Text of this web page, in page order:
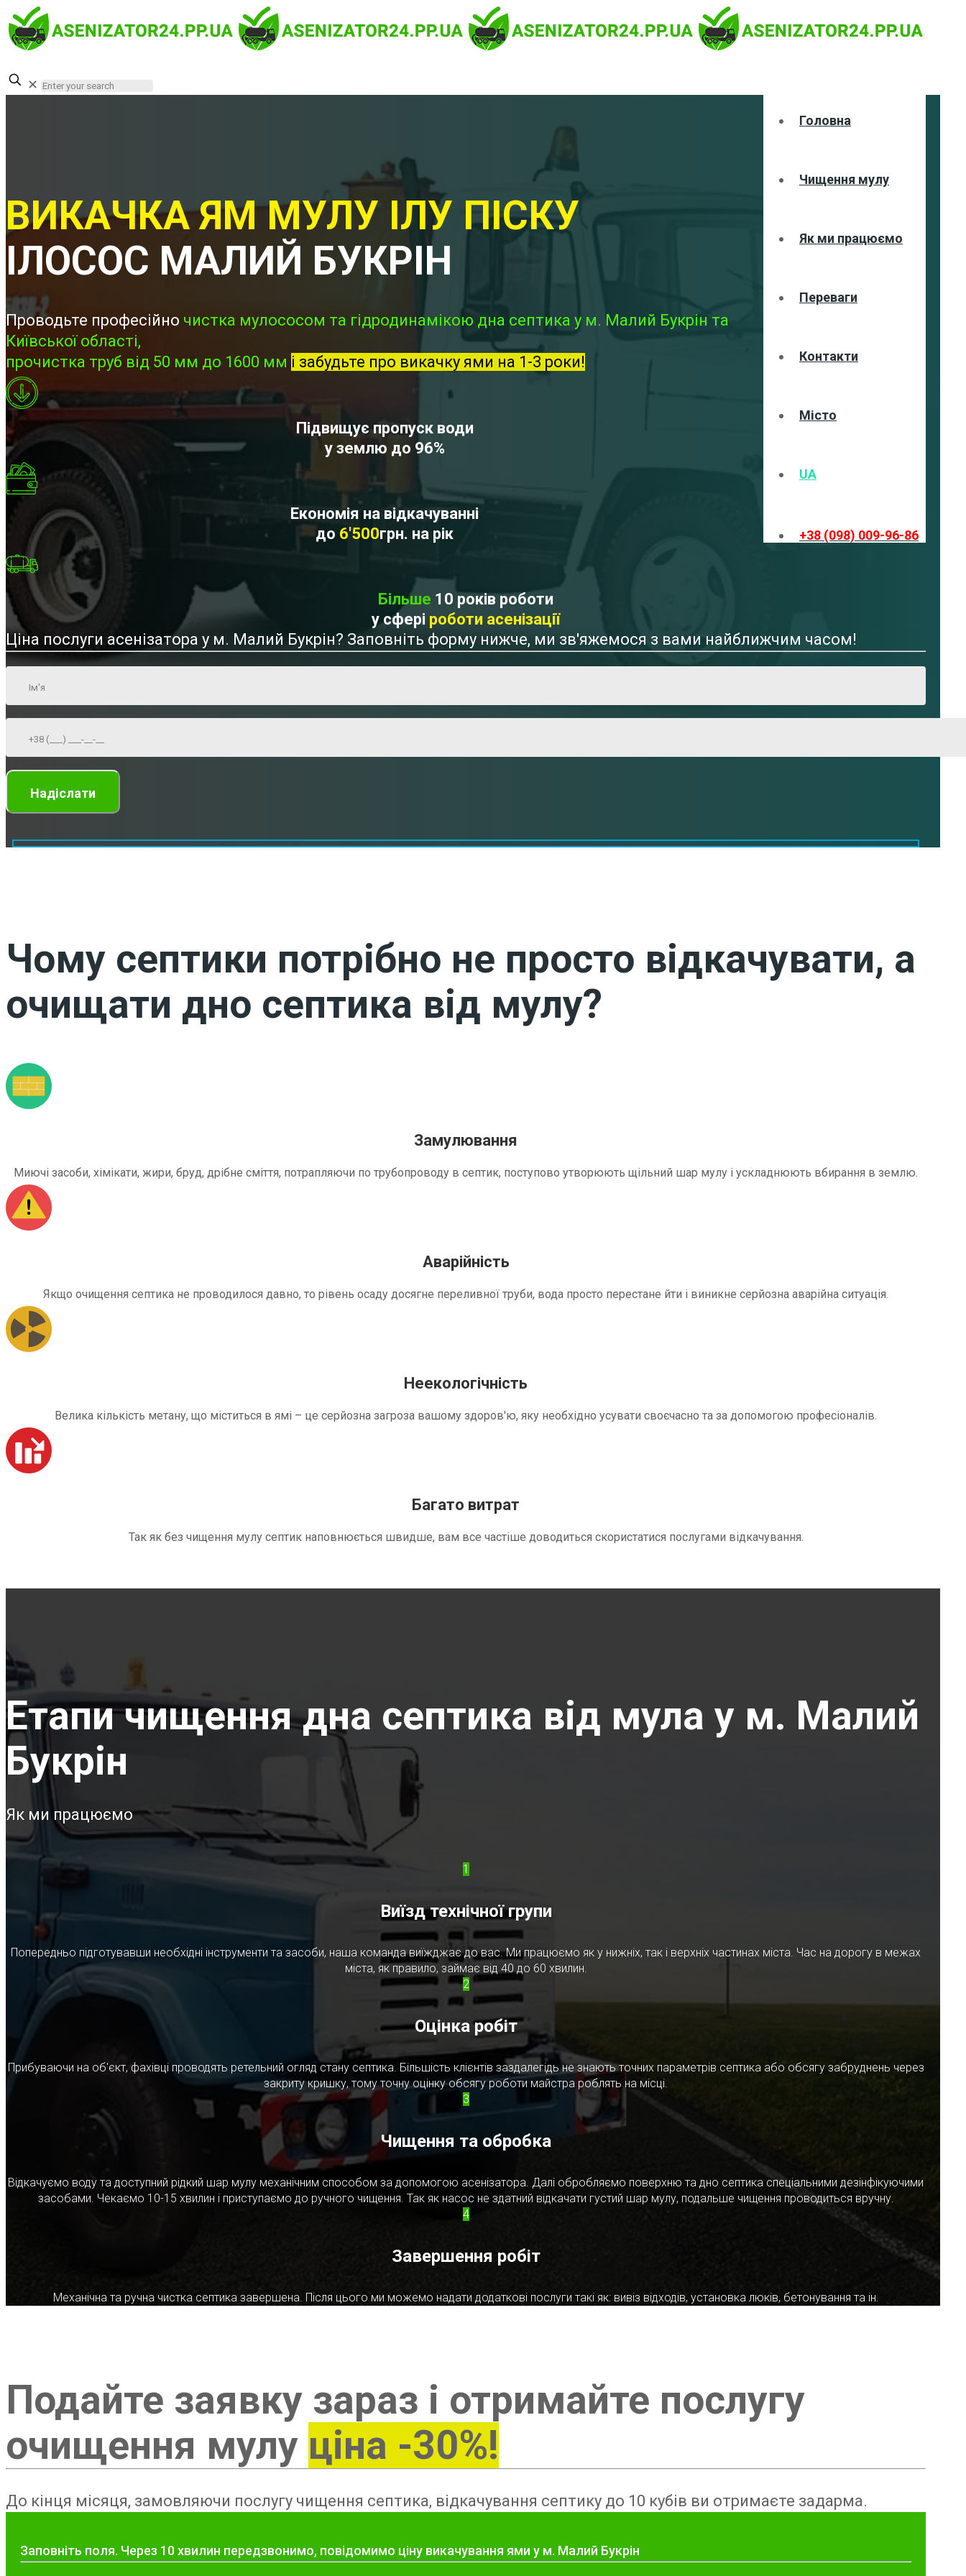
Головна
Чищення мулу
Як ми працюємо
Переваги
Контакти
Місто
UA
+38 (098) 009-96-86
✕
ВИКАЧКА ЯМ МУЛУ ІЛУ ПІСКУ
ІЛОСОС МАЛИЙ БУКРІН
Проводьте професійно чистка мулососом та гідродинамікою дна септика у м. Малий Букрін та
Київської області,
прочистка труб від 50 мм до 1600 мм і забудьте про викачку ями на 1-3 роки!
Підвищує пропуск води
у землю до 96%
Економія на відкачуванні
до 6'500грн. на рік
Більше 10 років роботи
у сфері роботи асенізації
Ціна послуги асенізатора у м. Малий Букрін? Заповніть форму нижче, ми зв'яжемося з вами найближчим часом!
Чому септики потрібно не просто відкачувати, а
очищати дно септика від мулу?
Замулювання
Миючі засоби, хімікати, жири, бруд, дрібне сміття, потрапляючи по трубопроводу в септик, поступово утворюють щільний шар мулу і ускладнюють вбирання в землю.
Аварійність
Якщо очищення септика не проводилося давно, то рівень осаду досягне переливної труби, вода просто перестане йти і виникне серйозна аварійна ситуація.
Неекологічність
Велика кількість метану, що міститься в ямі – це серйозна загроза вашому здоров'ю, яку необхідно усувати своєчасно та за допомогою професіоналів.
Багато витрат
Так як без чищення мулу септик наповнюється швидше, вам все частіше доводиться скористатися послугами відкачування.
Етапи чищення дна септика від мула у м. Малий
Букрін
Як ми працюємо
1
Виїзд технічної групи
Попередньо підготувавши необхідні інструменти та засоби, наша команда виїжджає до вас. Ми працюємо як у нижніх, так і верхніх частинах міста. Час на дорогу в межах
міста, як правило, займає від 40 до 60 хвилин.
2
Оцінка робіт
Прибуваючи на об'єкт, фахівці проводять ретельний огляд стану септика. Більшість клієнтів заздалегідь не знають точних параметрів септика або обсягу забруднень через
закриту кришку, тому точну оцінку обсягу роботи майстра роблять на місці.
3
Чищення та обробка
Відкачуємо воду та доступний рідкий шар мулу механічним способом за допомогою асенізатора. Далі обробляємо поверхню та дно септика спеціальними дезінфікуючими
засобами. Чекаємо 10-15 хвилин і приступаємо до ручного чищення. Так як насос не здатний відкачати густий шар мулу, подальше чищення проводиться вручну.
4
Завершення робіт
Механічна та ручна чистка септика завершена. Після цього ми можемо надати додаткові послуги такі як: вивіз відходів, установка люків, бетонування та ін.
Подайте заявку зараз і отримайте послугу
очищення мулу ціна -30%!
До кінця місяця, замовляючи послугу чищення септика, відкачування септику до 10 кубів ви отримаєте задарма.
Заповніть поля. Через 10 хвилин передзвонимо, повідомимо ціну викачування ями у м. Малий Букрін